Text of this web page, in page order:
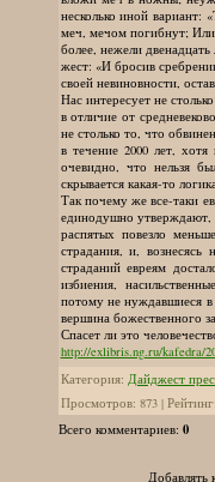
несколько иной вариант:
меч, мечом погибнут;
более, нежели
жест: «И бросив
своей невиновности,
Нас интересует не
в отличие от
не столько то, что
в течение 2000 лет,
очевидно, что нельзя
скрывается какая-то
Так почему же все-таки
единодушно утверждают,
распятых повезло
страдания, и,
страданий евреям
избиения,
потому не нуждавшиеся в
вершина божественного
Спасет ли это
http://exlibris.ng.ru/kafedra/
Категория: Дайджест
Просмотров: 873 | Рейтинг:
Всего комментариев: 0
Добавлять